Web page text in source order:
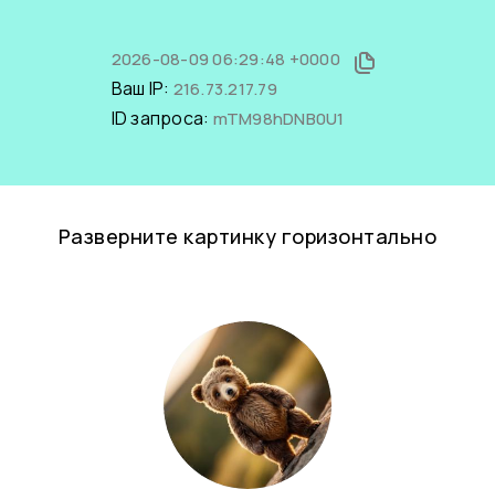
2026-08-09 06:29:48 +0000
Ваш IP: 216.73.217.79
ID запроса: mTM98hDNB0U1
Разверните картинку горизонтально